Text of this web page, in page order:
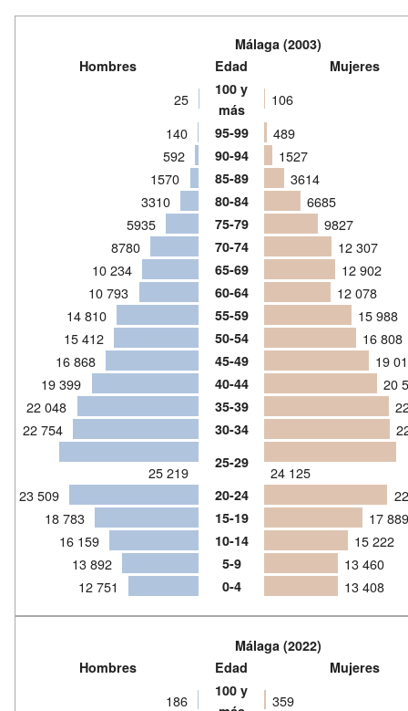
Málaga (2003)
Hombres
Edad Mujeres
25
100 y
más
106
140
95-99
489
592
90-94
1527
1570
85-89
3614
3310
80-84
6685
5935
75-79
9827
8780
70-74
12 307
10 234
65-69
12 902
10 793
60-64
12 078
14 810
55-59
15 988
15 412
50-54
16 808
16 868
45-49
19
19 399
40-44
20
22 048
35-39
22 754
30-34
25 219
25-29
24 125
23 509
20-24
18 783
15-19
17
16 159
10-14
15 222
13 892
5-9
13 460
12 751
0-4 13 408
Málaga (2022)
Hombres
Edad Mujeres
186
100 y
359